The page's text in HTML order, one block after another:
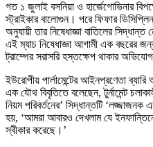
গত ১ জুলাই বসনিয়া ও হার্জেগোভিনার
স্ট্রাইকার বালোগুন। পরে ফিফার
অনুযায়ী তার নিষেধাজ্ঞা বাতিলের
এই ম্যাচ নিষেধাজ্ঞা আগামী এক বছরের
ট্রাম্পের সরাসরি হস্তক্ষেপ থাকার
ইউরোপীয় পার্লামেন্টের আইনপ্রণেতা
এক যৌথ বিবৃতিতে বলেছেন, টুর্নামেন্ট
নিয়ম পরিবর্তনের’ সিদ্ধান্তটি ‘লজ্জাজনক
হয়, ‘আমরা আবারও দেখলাম যে
স্বীকার করেছে।’